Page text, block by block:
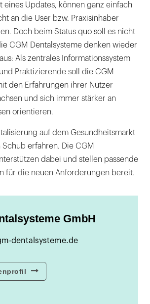
eines Updates, können ganz einfach
an die User bzw. Praxisinhaber
Doch beim Status quo soll es nicht
CGM Dentalsysteme denken wieder
Als zentrales Informationssystem
Praktizierende soll die CGM
den Erfahrungen ihrer Nutzer
und sich immer stärker an
orientieren.
auf dem Gesundheitsmarkt
erfahren. Die CGM
dabei und stellen passende
für die neuen Anforderungen bereit.
GmbH
dentalsysteme.de